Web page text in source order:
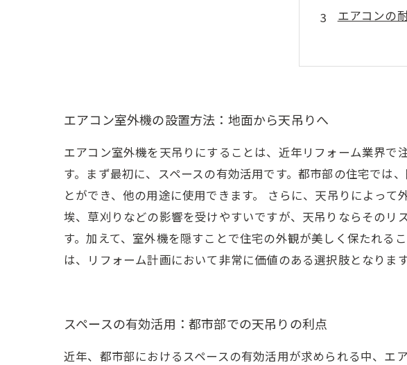
エアコンの
メンテナン
住宅の美観
エアコン室外機の設置方法：地面から天吊りへ
エアコン室外機を天吊りにすることは、近年リフォーム業界
す。まず最初に、スペースの有効活用です。都市部の住宅では
とができ、他の用途に使用できます。 さらに、天吊りによっ
埃、草刈りなどの影響を受けやすいですが、天吊りならその
す。加えて、室外機を隠すことで住宅の外観が美しく保たれる
は、リフォーム計画において非常に価値のある選択肢となります
スペースの有効活用：都市部での天吊りの利点
近年、都市部におけるスペースの有効活用が求められる中、エ